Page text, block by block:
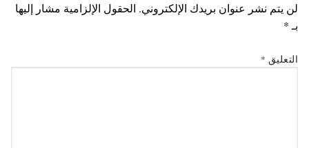
لن يتم نشر عنوان بريدك الإلكتروني. الحقول الإلزامية مشار إليها
بـ*
التعليق *